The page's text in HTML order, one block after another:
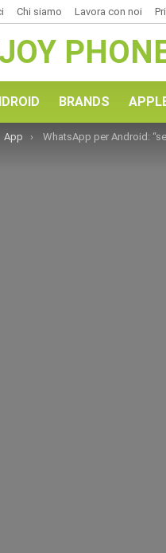
Chi siamo Lavora con noi
BRANDS
App WhatsApp per Android: “segna come non letto”